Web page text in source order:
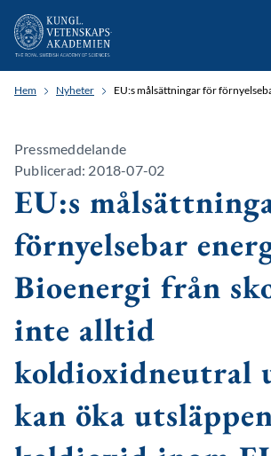
Hem Nyheter EU:s målsättningar för förnyelsebar energi: Bioenergi från skog är inte alltid
Pressmeddelande
Publicerad: 2018-07-02
EU:s
förnyelsebar
Bioenergi från
inte alltid
koldioxidneutral
kan öka